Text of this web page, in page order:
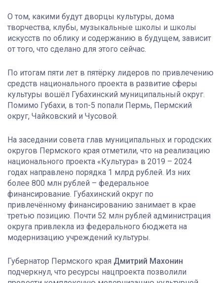
О том, какими будут дворцы культуры, дома
творчества, клубы, музыкальные школы и школы
искусств по облику и содержанию в будущем, зависит
от того, что сделано для этого сейчас.
По итогам пяти лет в пятёрку лидеров по привлечению
средств национального проекта в развитие сферы
культуры вошёл Губахинский муниципальный округ.
Помимо Губахи, в топ-5 попали Пермь, Пермский
округ, Чайковский и Чусовой.
На заседании совета глав муниципальных и городских
округов Пермского края отметили, что на реализацию
национального проекта «Культура» в 2019 – 2024
годах направлено порядка 1 млрд рублей. Из них
более 800 млн рублей – федеральное
финансирование. Губахинский округ по
привлечённому финансированию занимает в крае
третью позицию. Почти 52 млн рублей администрация
округа привлекла из федерального бюджета на
модернизацию учреждений культуры.
Губернатор Пермского края Дмитрий Махонин
подчеркнул, что ресурсы нацпроекта позволили